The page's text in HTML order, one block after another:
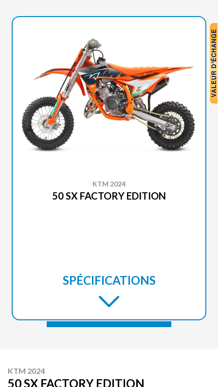
KTM 2024
50 SX FACTORY EDITION
SPÉCIFICATIONS
KTM 2024
50 SX FACTORY EDITION